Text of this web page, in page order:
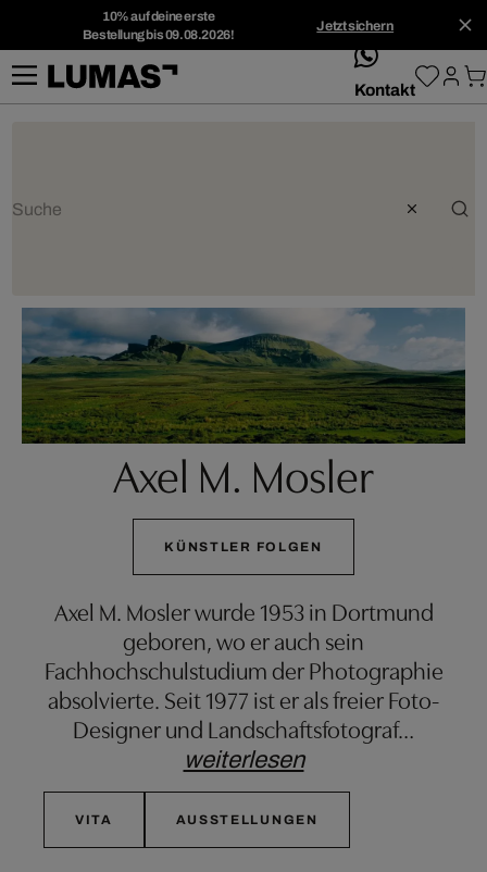
10% auf deine erste
Bestellung bis 09.08.2026!
Jetzt sichern
whatsApp
Kontakt
Axel M. Mosler
KÜNSTLER FOLGEN
Axel M. Mosler wurde 1953 in Dortmund
geboren, wo er auch sein
Fachhochschulstudium der Photographie
absolvierte. Seit 1977 ist er als freier Foto-
Designer und Landschaftsfotograf…
weiterlesen
VITA AUSSTELLUNGEN